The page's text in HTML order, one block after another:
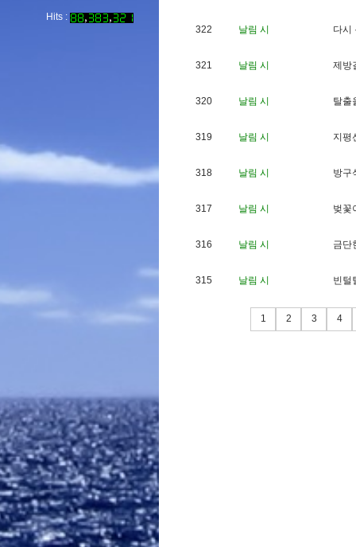
Hits :
322 날림 시 다시
321 날림 시 제 방
320 날림 시 탈출
319 날림 시 지 평
318 날림 시 방구
317 날림 시 벚꽃
316 날림 시 금단
315 날림 시 빈털
1 2 3 4